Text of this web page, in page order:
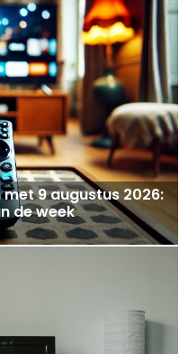
9 augustus 2026:
de week